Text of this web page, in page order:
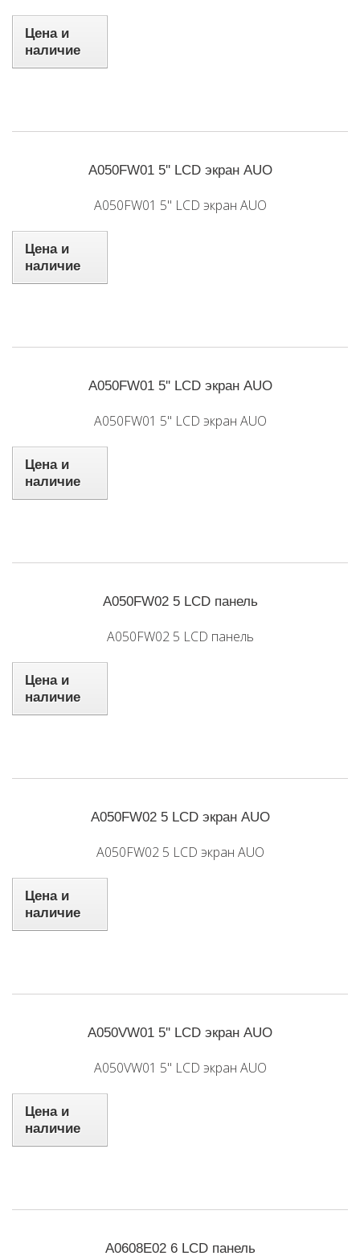
Цена и
наличие
A050FW01 5'' LCD экран AUO
A050FW01 5'' LCD экран AUO
Цена и
наличие
A050FW01 5'' LCD экран AUO
A050FW01 5'' LCD экран AUO
Цена и
наличие
A050FW02 5 LCD панель
A050FW02 5 LCD панель
Цена и
наличие
A050FW02 5 LCD экран AUO
A050FW02 5 LCD экран AUO
Цена и
наличие
A050VW01 5'' LCD экран AUO
A050VW01 5'' LCD экран AUO
Цена и
наличие
A0608E02 6 LCD панель